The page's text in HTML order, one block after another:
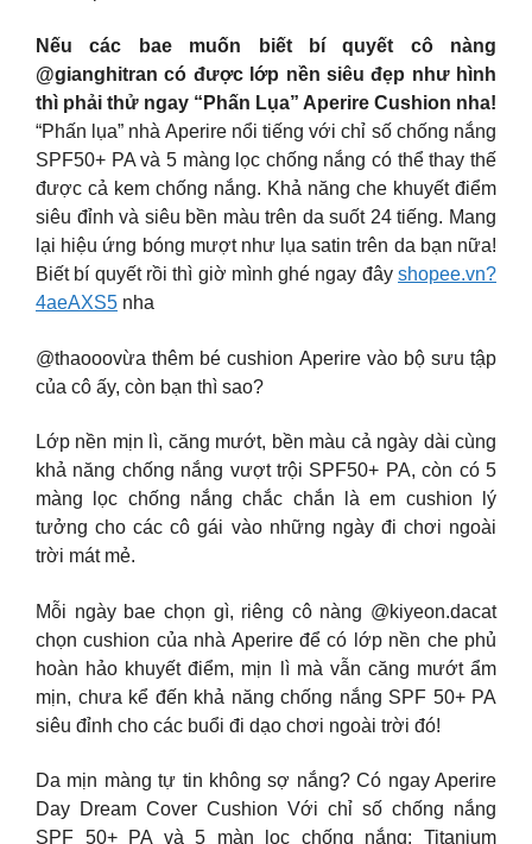
Nếu các bae muốn biết bí quyết cô nàng
@gianghitran có được lớp nền siêu đẹp như hình
thì phải thử ngay “Phấn Lụa” Aperire Cushion nha!
“Phấn lụa” nhà Aperire nổi tiếng với chỉ số chống nắng
SPF50+ PA và 5 màng lọc chống nắng có thể thay thế
được cả kem chống nắng. Khả năng che khuyết điểm
siêu đỉnh và siêu bền màu trên da suốt 24 tiếng. Mang
lại hiệu ứng bóng mượt như lụa satin trên da bạn nữa!
Biết bí quyết rồi thì giờ mình ghé ngay đây shopee.vn?
4aeAXS5 nha
@thaooovừa thêm bé cushion Aperire vào bộ sưu tập
của cô ấy, còn bạn thì sao?
Lớp nền mịn lì, căng mướt, bền màu cả ngày dài cùng
khả năng chống nắng vượt trội SPF50+ PA, còn có 5
màng lọc chống nắng chắc chắn là em cushion lý
tưởng cho các cô gái vào những ngày đi chơi ngoài
trời mát mẻ.
Mỗi ngày bae chọn gì, riêng cô nàng @kiyeon.dacat
chọn cushion của nhà Aperire để có lớp nền che phủ
hoàn hảo khuyết điểm, mịn lì mà vẫn căng mướt ẩm
mịn, chưa kể đến khả năng chống nắng SPF 50+ PA
siêu đỉnh cho các buổi đi dạo chơi ngoài trời đó!
Da mịn màng tự tin không sợ nắng? Có ngay Aperire
Day Dream Cover Cushion Với chỉ số chống nắng
SPF 50+ PA và 5 màn lọc chống nắng: Titanium